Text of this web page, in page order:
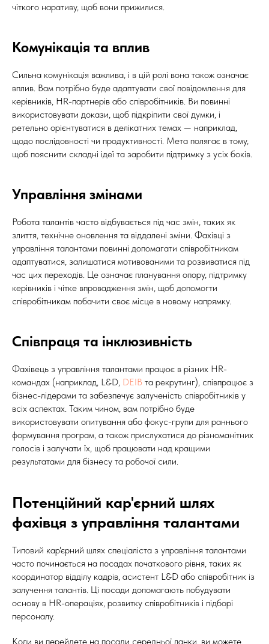
чіткого наративу, щоб вони прижилися.
Комунікація та вплив
Сильна комунікація важлива, і в цій ролі вона також означає
вплив. Вам потрібно буде адаптувати свої повідомлення для
керівників, HR-партнерів або співробітників. Ви повинні
використовувати докази, щоб підкріпити свої думки, і
ретельно орієнтуватися в делікатних темах — наприклад,
щодо послідовності чи продуктивності. Мета полягає в тому,
щоб пояснити складні ідеї та заробити підтримку з усіх боків.
Управління змінами
Робота талантів часто відбувається під час змін, таких як
злиття, технічне оновлення та віддалені зміни. Фахівці з
управління талантами повинні допомагати співробітникам
адаптуватися, залишатися мотивованими та розвиватися під
час цих переходів. Це означає планування опору, підтримку
керівників і чітке впровадження змін, щоб допомогти
співробітникам побачити своє місце в новому напрямку.
Співпраця та інклюзивність
Фахівець з управління талантами працює в різних HR-
командах (наприклад, L&D, DEIB та рекрутинг), співпрацює з
бізнес-лідерами та забезпечує залученість співробітників у
всіх аспектах. Таким чином, вам потрібно буде
використовувати опитування або фокус-групи для раннього
формування програм, а також прислухатися до різноманітних
голосів і залучати їх, щоб працювати над кращими
результатами для бізнесу та робочої сили.
Потенційний кар'єрний шлях
фахівця з управління талантами
Типовий кар'єрний шлях спеціаліста з управління талантами
часто починається на посадах початкового рівня, таких як
координатор відділу кадрів, асистент L&D або співробітник із
залучення талантів. Ці посади допомагають побудувати
основу в HR-операціях, розвитку співробітників і підборі
персоналу.
Коли ви перейдете на посади середньої ланки, ви можете